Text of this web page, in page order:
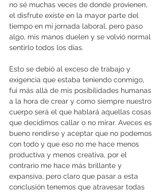
no sé muchas veces de donde provienen,
el disfrute existe en la mayor parte del
tiempo en mi jornada laboral, pero paso
algo, mis manos duelen y se volvió normal
sentirlo todos los días.
Esto se debió al exceso de trabajo y
exigencia que estaba teniendo conmigo,
fui más allá de mis posibilidades humanas
a la hora de crear y como siempre nuestro
cuerpo será el que hablará aquellas cosas
que decidimos callar o no mirar. Aveces es
bueno rendirse y aceptar que no podemos
con todo y que eso no me hace menos
productiva y menos creativa, por el
contrario me hace más brillante y
expansiva, pero claro que pasar a esta
conclusión tenemos que atravesar todas